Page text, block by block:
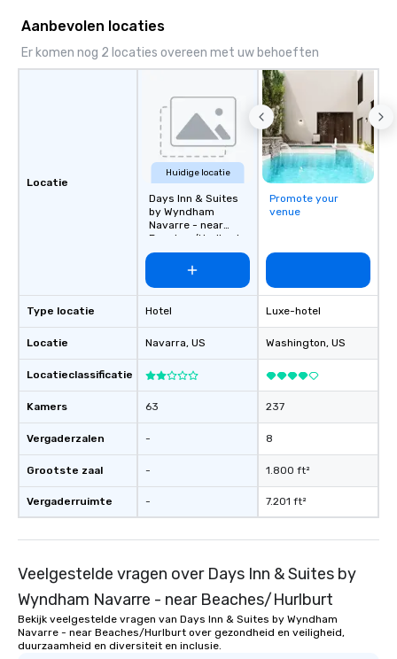
Miami, Los Angeles, San Francisco,
New Orleans, we combine creativity,
ground support to bring each event to
Aanbevolen locaties
Er komen nog 2 locaties overeen met uw behoeften
Locatie
Type locatie
Locatie
Locatieclassificatie
Kamers
Vergaderzalen
Grootste zaal
Vergaderruimte
Huidige locatie
Days Inn & Suites
by Wyndham
Navarre - near
Beaches/Hurlburt
Hotel
Navarra, US
63
-
-
-
Promote your
venue
Luxe-hotel
Washington, US
237
8
1.800 ft²
7.201 ft²
Veelgestelde vragen over Days Inn & Suites by
Wyndham Navarre - near Beaches/Hurlburt
Bekijk veelgestelde vragen van Days Inn & Suites by Wyndham
Navarre - near Beaches/Hurlburt over gezondheid en veiligheid,
duurzaamheid en diversiteit en inclusie.